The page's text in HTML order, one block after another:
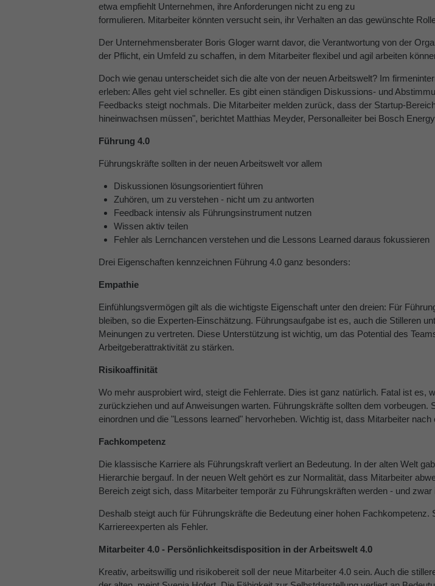
etwa empfiehlt Unternehmen, ihre Anforderungen nicht zu eng zu
formulieren. Mitarbeiter könnten versucht sein, ihr Verhalten an das gewünschte
Der Unternehmensberater Boris Gloger warnt davor, die Verantwortung von der
der Pflicht, ein Umfeld zu schaffen, in dem Mitarbeiter flexibel und agil arbeiten
Doch wie genau unterscheidet sich die alte von der neuen Arbeitswelt? Im
erleben: Alles geht viel schneller. Es gibt einen ständigen Diskussions- und
Feedbacks steigt nochmals. Die Mitarbeiter melden zurück, dass der Startup-
hineinwachsen müssen", berichtet Matthias Meyder, Personalleiter bei Bosch
Führung 4.0
Führungskräfte sollten in der neuen Arbeitswelt vor allem
Diskussionen lösungsorientiert führen
Zuhören, um zu verstehen - nicht um zu antworten
Feedback intensiv als Führungsinstrument nutzen
Wissen aktiv teilen
Fehler als Lernchancen verstehen und die Lessons Learned daraus fokussieren
Drei Eigenschaften kennzeichnen Führung 4.0 ganz besonders:
Empathie
Einfühlungsvermögen gilt als die wichtigste Eigenschaft unter den dreien: Für
bleiben, so die Experten-Einschätzung. Führungsaufgabe ist es, auch die Stilleren
Meinungen zu vertreten. Diese Unterstützung ist wichtig, um das Potential des
Arbeitgeberattraktivität zu stärken.
Risikoaffinität
Wo mehr ausprobiert wird, steigt die Fehlerrate. Dies ist ganz natürlich. Fatal ist
zurückziehen und auf Anweisungen warten. Führungskräfte sollten dem
einordnen und die "Lessons learned" hervorheben. Wichtig ist, dass Mitarbeiter
Fachkompetenz
Die klassische Karriere als Führungskraft verliert an Bedeutung. In der alten Welt
Hierarchie bergauf. In der neuen Welt gehört es zur Normalität, dass Mitarbeiter
Bereich zeigt sich, dass Mitarbeiter temporär zu Führungskräften werden - und
Deshalb steigt auch für Führungskräfte die Bedeutung einer hohen
Karriereexperten als Fehler.
Mitarbeiter 4.0 - Persönlichkeitsdisposition in der Arbeitswelt 4.0
Kreativ, arbeitswillig und risikobereit soll der neue Mitarbeiter 4.0 sein. Auch die